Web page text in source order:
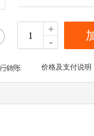
+
-
价格及支付说明